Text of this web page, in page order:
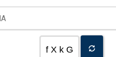
f X k G